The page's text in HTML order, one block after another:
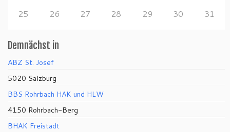
25 26 27 28 29 30 31
Demnächst in
ABZ St. Josef
5020 Salzburg
BBS Rohrbach HAK und HLW
4150 Rohrbach-Berg
BHAK Freistadt